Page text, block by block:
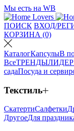
Мы есть на WB
ПОИСК ВХОД/
КОРЗИНА (0)
КаталогКапсулыВ
ВсеТРЕНДЫ
садаПосуда и
Текстиль
СкатертиСалфетки
ДругоеДля